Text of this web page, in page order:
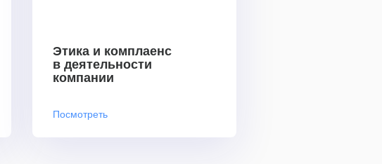
Этика и комплаенс
в деятельности
компании
Посмотреть